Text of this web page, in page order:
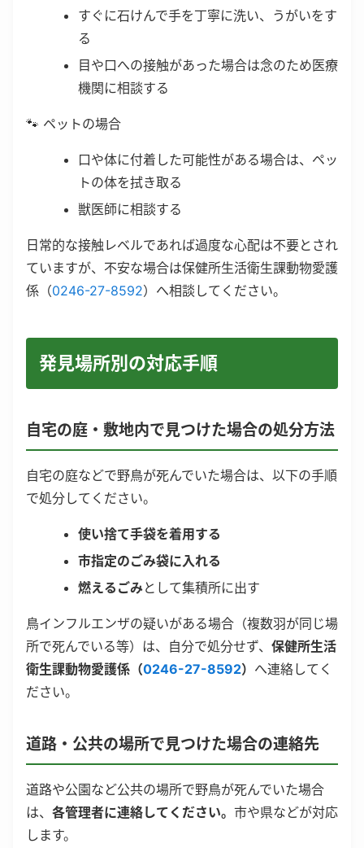
すぐに石けんで手を丁寧に洗い、うがいをす
る
目や口への接触があった場合は念のため医療
機関に相談する
🐾 ペットの場合
口や体に付着した可能性がある場合は、ペッ
トの体を拭き取る
獣医師に相談する
日常的な接触レベルであれば過度な心配は不要とされ
ていますが、不安な場合は保健所生活衛生課動物愛護
係（0246-27-8592）へ相談してください。
発見場所別の対応手順
自宅の庭・敷地内で見つけた場合の処分方法
自宅の庭などで野鳥が死んでいた場合は、以下の手順
で処分してください。
使い捨て手袋を着用する
市指定のごみ袋に入れる
燃えるごみとして集積所に出す
鳥インフルエンザの疑いがある場合（複数羽が同じ場
所で死んでいる等）は、自分で処分せず、 保健所生活
衛生課動物愛護係（0246-27-8592） へ連絡してく
ださい。
道路・公共の場所で見つけた場合の連絡先
道路や公園など公共の場所で野鳥が死んでいた場合
は、 各管理者に連絡してください。 市や県などが対応
します。